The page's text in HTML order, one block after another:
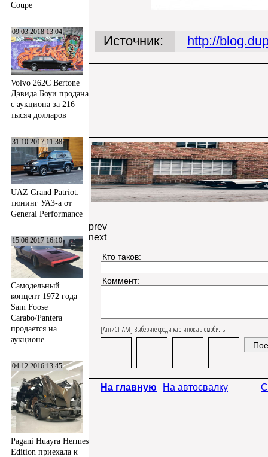
Coupe
09.03.2018 13:04
Volvo 262C Bertone
Дэвида Боуи продана
с аукциона за 216
тысяч долларов
31.10.2017 11:38
UAZ Grand Patriot:
тюнинг УАЗ-а от
General Performance
15.06.2017 16:10
Самодельный
концепт 1972 года
Sam Foose
Carabo/Pantera
продается на
аукционе
04.12.2016 13:45
Pagani Huayra Hermes
Edition приехала к
Источник: http://
prev
next
Кто таков:
Коммент:
[АнтиСПАМ] Выберите среди картинок автомобиль:
На главную На автосвалку